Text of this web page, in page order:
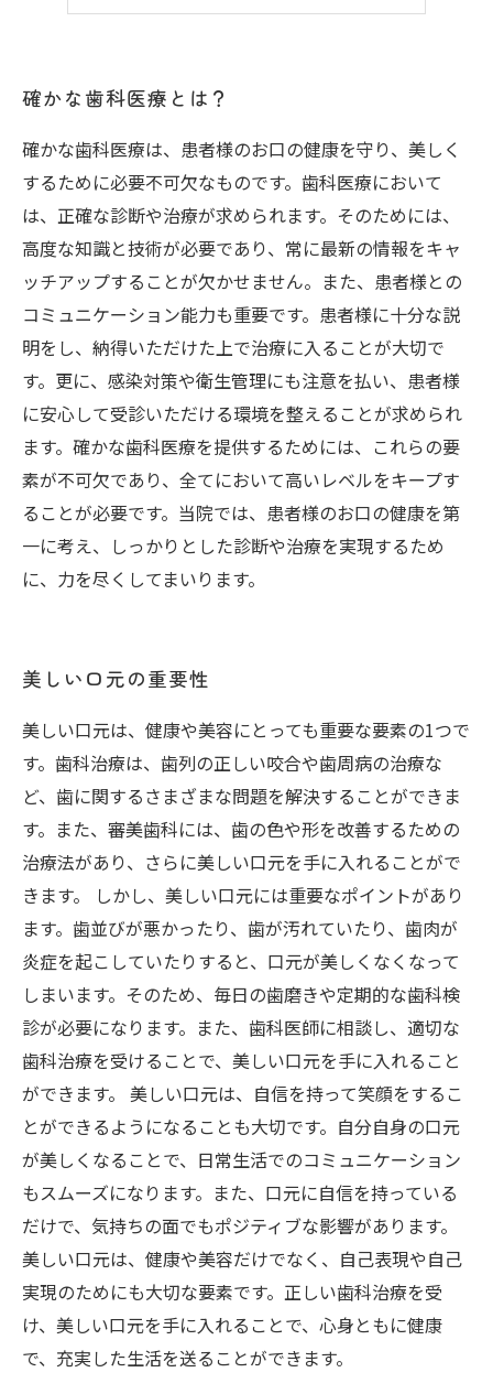
確かな歯科医療とは？
確かな歯科医療は、患者様のお口の健康を守り、美しく
するために必要不可欠なものです。歯科医療において
は、正確な診断や治療が求められます。そのためには、
高度な知識と技術が必要であり、常に最新の情報をキャ
ッチアップすることが欠かせません。また、患者様との
コミュニケーション能力も重要です。患者様に十分な説
明をし、納得いただけた上で治療に入ることが大切で
す。更に、感染対策や衛生管理にも注意を払い、患者様
に安心して受診いただける環境を整えることが求められ
ます。確かな歯科医療を提供するためには、これらの要
素が不可欠であり、全てにおいて高いレベルをキープす
ることが必要です。当院では、患者様のお口の健康を第
一に考え、しっかりとした診断や治療を実現するため
に、力を尽くしてまいります。
美しい口元の重要性
美しい口元は、健康や美容にとっても重要な要素の1つで
す。歯科治療は、歯列の正しい咬合や歯周病の治療な
ど、歯に関するさまざまな問題を解決することができま
す。また、審美歯科には、歯の色や形を改善するための
治療法があり、さらに美しい口元を手に入れることがで
きます。 しかし、美しい口元には重要なポイントがあり
ます。歯並びが悪かったり、歯が汚れていたり、歯肉が
炎症を起こしていたりすると、口元が美しくなくなって
しまいます。そのため、毎日の歯磨きや定期的な歯科検
診が必要になります。また、歯科医師に相談し、適切な
歯科治療を受けることで、美しい口元を手に入れること
ができます。 美しい口元は、自信を持って笑顔をするこ
とができるようになることも大切です。自分自身の口元
が美しくなることで、日常生活でのコミュニケーション
もスムーズになります。また、口元に自信を持っている
だけで、気持ちの面でもポジティブな影響があります。
美しい口元は、健康や美容だけでなく、自己表現や自己
実現のためにも大切な要素です。正しい歯科治療を受
け、美しい口元を手に入れることで、心身ともに健康
で、充実した生活を送ることができます。